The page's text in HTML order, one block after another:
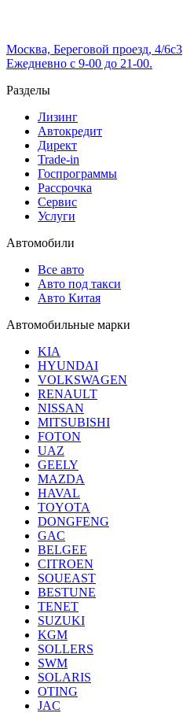
Москва, Береговой проезд, 4/6с3
Ежедневно с 9-00 до 21-00.
Разделы
Лизинг
Автокредит
Директ
Trade-in
Госпрограммы
Рассрочка
Сервис
Услуги
Автомобили
Все авто
Авто под такси
Авто Китая
Автомобильные марки
KIA
HYUNDAI
VOLKSWAGEN
RENAULT
NISSAN
MITSUBISHI
FOTON
UAZ
GEELY
MAZDA
HAVAL
TOYOTA
DONGFENG
GAC
BELGEE
CITROEN
SOUEAST
BESTUNE
TENET
SUZUKI
KGM
SOLLERS
SWM
SOLARIS
OTING
JAC